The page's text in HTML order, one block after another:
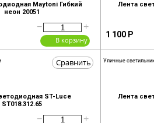
Maytoni Гибкий
неон 20051
+
−
В корзину
Лента
1 100 Р
Сравнить
ST-Luce
ST018.312.65
+
−
Уличные
Лента